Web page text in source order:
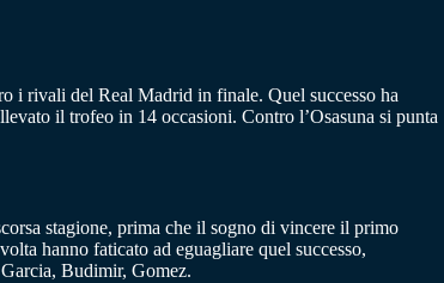
i rivali del Real Madrid in finale. Quel successo ha
il trofeo in 14 occasioni. Contro l’Osasuna si punta
stagione, prima che il sogno di vincere il primo
hanno faticato ad eguagliare quel successo,
Budimir, Gomez.